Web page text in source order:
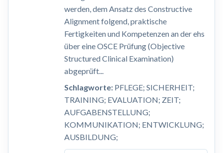
werden, dem Ansatz des Constructive
Alignment folgend, praktische
Fertigkeiten und Kompetenzen an der ehs
über eine OSCE Prüfung (Objective
Structured Clinical Examination)
abgeprüft...
Schlagworte:PFLEGE; SICHERHEIT;
TRAINING; EVALUATION; ZEIT;
AUFGABENSTELLUNG;
KOMMUNIKATION; ENTWICKLUNG;
AUSBILDUNG;